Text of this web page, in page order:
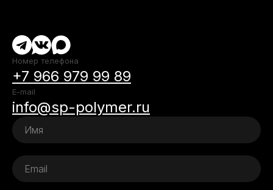
Номер телефона
+7 966 979 99 89
E-mail
info@sp-polymer.ru